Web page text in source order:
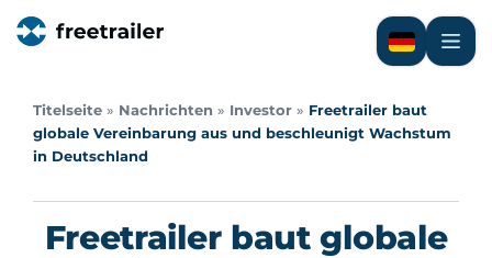
Titelseite » Nachrichten » Investor » Freetrailer baut
globale Vereinbarung aus und beschleunigt Wachstum
in Deutschland
Freetrailer baut globale